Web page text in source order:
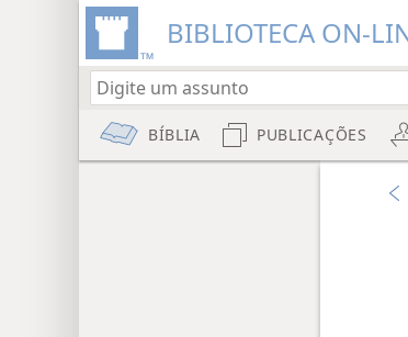
BIBLIOTECA ON-
BÍBLIA PUBLICAÇÕES